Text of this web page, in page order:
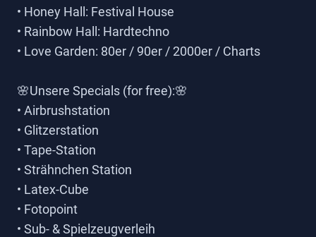
• Honey Hall: Festival House
• Rainbow Hall: Hardtechno
• Love Garden: 80er / 90er / 2000er / Charts
🌸Unsere Specials (for free):🌸
• Airbrushstation
• Glitzerstation
• Tape-Station
• Strähnchen Station
• Latex-Cube
• Fotopoint
• Sub- & Spielzeugverleih